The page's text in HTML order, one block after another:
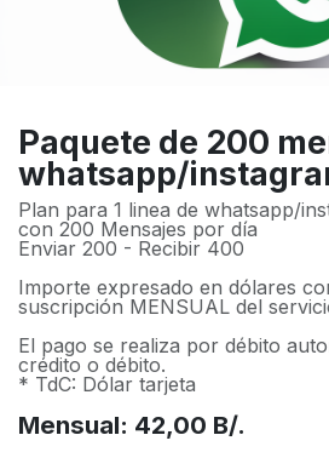
Paquete de 200
whatsapp/
Plan para 1 linea de whatsapp/
con 200 Mensajes por día
Enviar 200 - Recibir 400
Importe expresado en dólares
suscripción MENSUAL del
El pago se realiza por débito
crédito o débito.
* TdC: Dólar tarjeta
Mensual: 42,00 B/.